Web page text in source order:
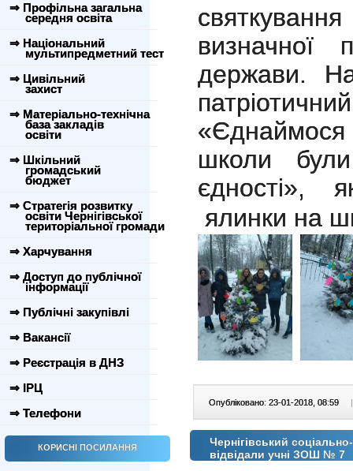
⇒ Профільна загальна
середня освіта
⇒ Національний
мультипредметний тест
⇒ Цивільний
захист
⇒ Матеріально-технічна
база закладів
освіти
⇒ Шкільний
громадський
бюджет
⇒ Стратегія розвитку
освіти Чернігівської
територіальної громади
⇒ Харчування
⇒ Доступ до публічної
інформації
⇒ Публічні закупівлі
⇒ Вакансії
⇒ Реєстрація в ДНЗ
⇒ ІРЦ
⇒ Телефони
КОРИСНІ ПОСИЛАННЯ
визначної
держави. На
школи
ялинки на
Опубліковано: 23-01-2018, 08:59 |
Чернігівський
відвідали учні ЗОШ № 7